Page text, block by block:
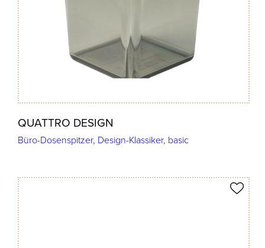
QUATTRO DESIGN
Büro-Dosenspitzer, Design-Klassiker, basic